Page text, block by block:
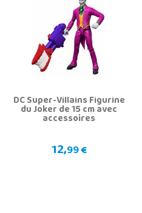
DC Super-Villains Figurine
du Joker de 15 cm avec
accessoires
12,99 €